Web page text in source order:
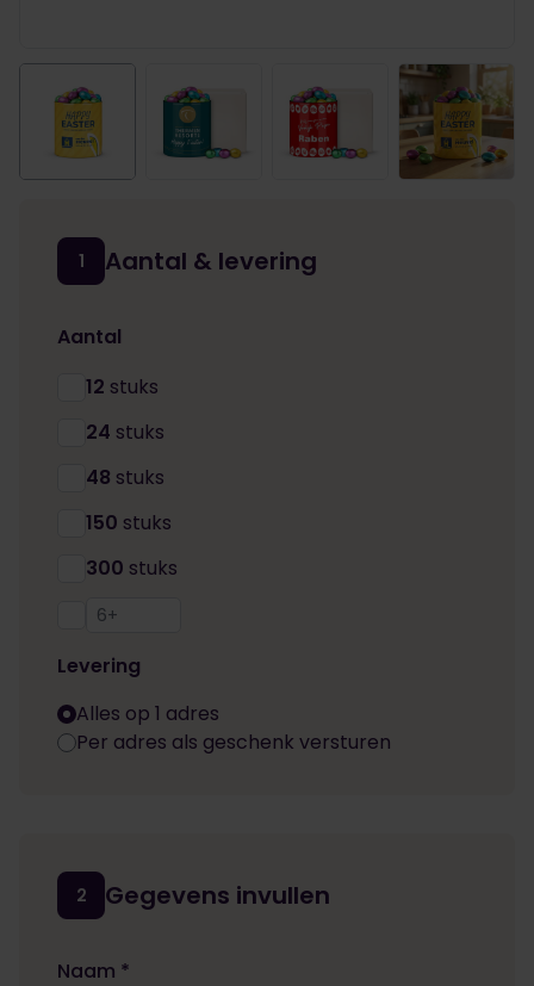
1 Aantal & levering
Aantal
12 stuks
24 stuks
48 stuks
150 stuks
300 stuks
Levering
Alles op 1 adres
Per adres als geschenk versturen
2 Gegevens invullen
Naam *